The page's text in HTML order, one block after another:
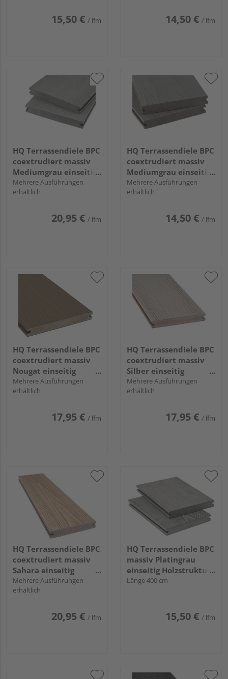
15,50 € / lfm
längsseitige Nut,
Primo+ - 20 x 140 mm
14,50 € / lfm
HQ Terrassendiele BPC
coextrudiert massiv
Mediumgrau einseitig
Holzstruktur, einseitig
individuell
längsseitige Nut,
PrimoMax+ - 20 x 210
Mehrere Ausführungen
erhältlich
20,95 € / lfm
HQ Terrassendiele BPC
coextrudiert massiv
Mediumgrau einseitig
Holzstruktur, einseitig
individuell
längsseitige Nut,
Primo+ - 20 x 140 mm
Mehrere Ausführungen
erhältlich
14,50 € / lfm
HQ Terrassendiele BPC
coextrudiert massiv
Nougat einseitig
Holzstruktur,
längsseitige Nut,
Mehrere Ausführungen
erhältlich
17,95 € / lfm
HQ Terrassendiele BPC
coextrudiert massiv
Silber einseitig
Holzstruktur,
längsseitige Nut,
Mehrere Ausführungen
erhältlich
17,95 € / lfm
HQ Terrassendiele BPC
coextrudiert massiv
Sahara einseitig
Holzstruktur,
längsseitige Nut,
Mehrere Ausführungen
erhältlich
20,95 € / lfm
HQ Terrassendiele BPC
massiv Platingrau
einseitig Holzstruktur,
einseitig gebürstet,
Länge 400 cm
15,50 € / lfm